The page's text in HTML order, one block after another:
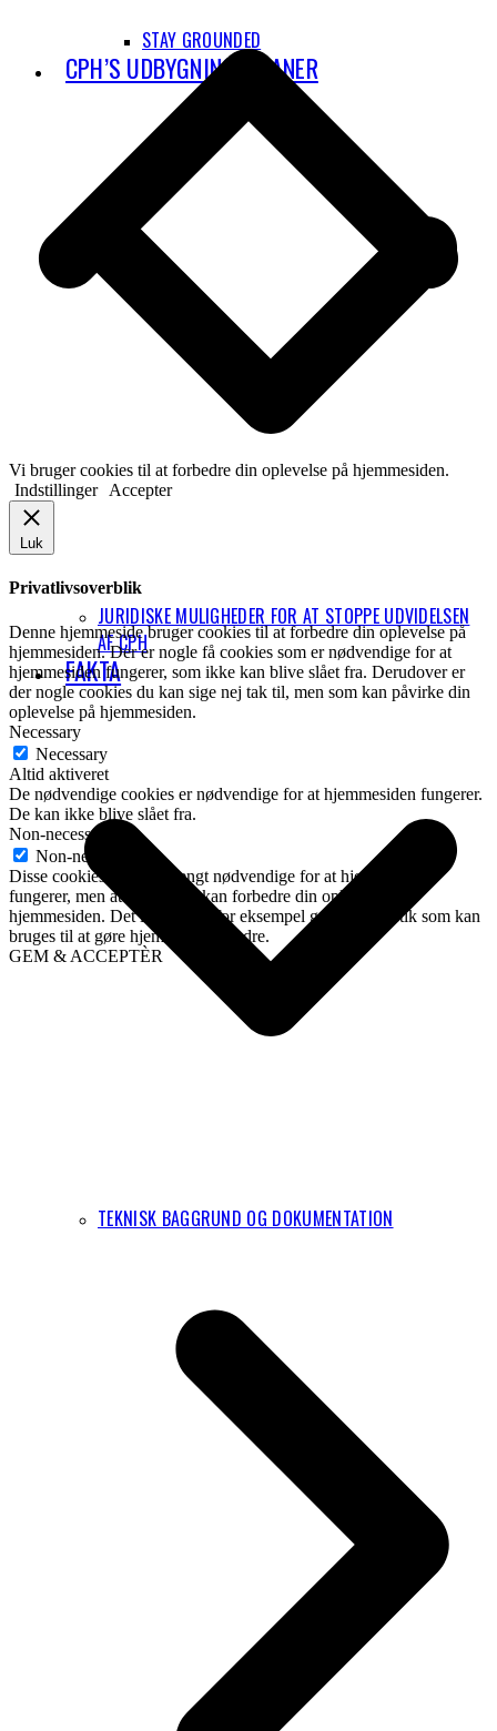
STAY GROUNDED
CPH’S UDBYGNINGSPLANER
JURIDISKE MULIGHEDER FOR AT STOPPE UDVIDELSEN
AF CPH
FAKTA
TEKNISK BAGGRUND OG DOKUMENTATION
Vi bruger cookies til at forbedre din oplevelse på hjemmesiden.
Indstillinger
Accepter
Luk
Privatlivsoverblik
Denne hjemmeside bruger cookies til at forbedre din oplevelse på
hjemmesiden. Der er nogle få cookies som er nødvendige for at
hjemmesiden fungerer, som ikke kan blive slået fra. Derudover er
der nogle cookies du kan sige nej tak til, men som kan påvirke din
oplevelse på hjemmesiden.
Necessary
Necessary
Altid aktiveret
De nødvendige cookies er nødvendige for at hjemmesiden fungerer.
De kan ikke blive slået fra.
Non-necessary
Non-necessary
Disse cookies er ikke strengt nødvendige for at hjemmesiden
fungerer, men at slå dem til kan forbedre din oplevelse på
hjemmesiden. Det inkluderer for eksempel generel statistik som kan
bruges til at gøre hjemmesiden bedre.
GEM & ACCEPTÈR